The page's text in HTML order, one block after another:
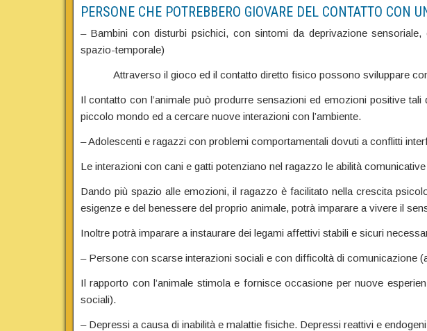
PERSONE CHE POTREBBERO GIOVARE DEL CONTATTO CON
– Bambini con disturbi psichici, con sintomi da deprivazione
spazio-temporale)
Attraverso il gioco ed il contatto diretto fisico possono sviluppare con
Il contatto con l’animale può produrre sensazioni ed emozioni positive
piccolo mondo ed a cercare nuove interazioni con l’ambiente.
– Adolescenti e ragazzi con problemi comportamentali dovuti a conflitti
Le interazioni con cani e gatti potenziano nel ragazzo le abilità
Dando più spazio alle emozioni, il ragazzo è facilitato nella crescita
esigenze e del benessere del proprio animale, potrà imparare a vivere il
Inoltre potrà imparare a instaurare dei legami affettivi stabili e sicuri
– Persone con scarse interazioni sociali e con difficoltà di comunicazione
Il rapporto con l’animale stimola e fornisce occasione per nuove
sociali).
– Depressi a causa di inabilità e malattie fisiche. Depressi reattivi e